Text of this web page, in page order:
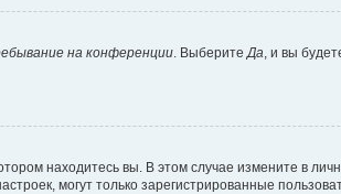
на конференции . Выберите Да , и вы
находитесь вы. В этом случае измените в
могут только зарегистрированные